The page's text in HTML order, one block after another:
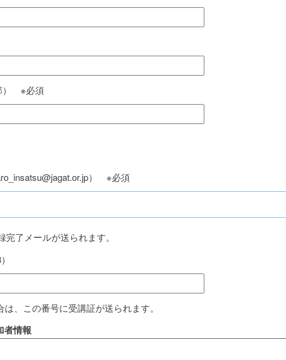
） ※必須
） ※必須
了メールが送られます。
、この番号に受講証が送られます。
者情報